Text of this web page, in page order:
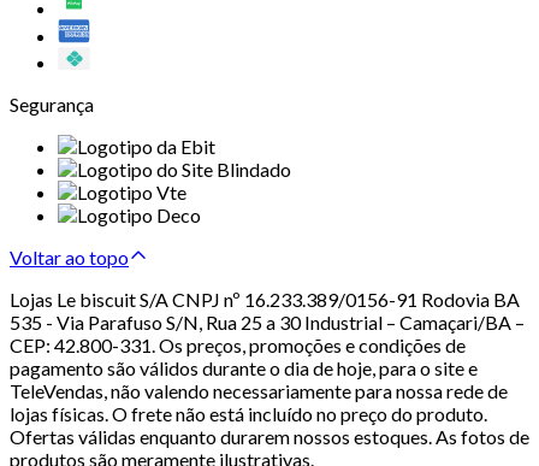
Segurança
Voltar ao topo
Lojas Le biscuit S/A CNPJ nº 16.233.389/0156-91 Rodovia BA
535 - Via Parafuso S/N, Rua 25 a 30 Industrial – Camaçari/BA –
CEP: 42.800-331. Os preços, promoções e condições de
pagamento são válidos durante o dia de hoje, para o site e
TeleVendas, não valendo necessariamente para nossa rede de
lojas físicas. O frete não está incluído no preço do produto.
Ofertas válidas enquanto durarem nossos estoques. As fotos de
produtos são meramente ilustrativas.